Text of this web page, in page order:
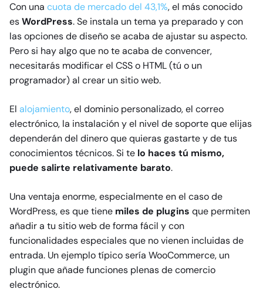
Con una cuota de mercado del 43,1%, el más conocido
esWordPress. Se instala un tema ya preparado y con
las opciones de diseño se acaba de ajustar su aspecto.
Pero si hay algo que no te acaba de convencer,
necesitarás modificar el CSS o HTML (tú o un
programador) al crear un sitio web.
El alojamiento, el dominio personalizado, el correo
electrónico, la instalación y el nivel de soporte que elijas
dependerán del dinero que quieras gastarte y de tus
conocimientos técnicos. Si te lo haces tú mismo,
puede salirte relativamente barato.
Una ventaja enorme, especialmente en el caso de
WordPress, es que tiene miles de plugins que permiten
añadir a tu sitio web de forma fácil y con
funcionalidades especiales que no vienen incluidas de
entrada. Un ejemplo típico sería WooCommerce, un
plugin que añade funciones plenas de comercio
electrónico.